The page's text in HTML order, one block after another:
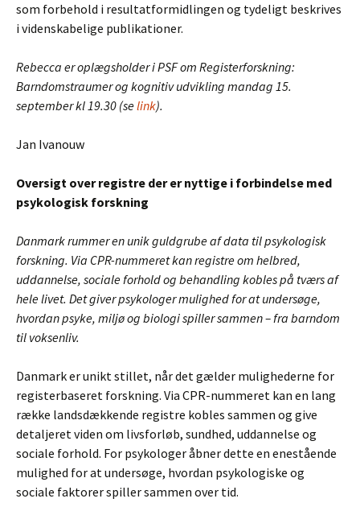
som forbehold i resultatformidlingen og tydeligt beskrives
i videnskabelige publikationer.
Rebecca er oplægsholder i PSF om Registerforskning:
Barndomstraumer og kognitiv udvikling mandag 15.
september kl 19.30 (selink).
Jan Ivanouw
Oversigt over registre der er nyttige i forbindelse med
psykologisk forskning
Danmark rummer en unik guldgrube af data til psykologisk
forskning. Via CPR-nummeret kan registre om helbred,
uddannelse, sociale forhold og behandling kobles på tværs af
hele livet. Det giver psykologer mulighed for at undersøge,
hvordan psyke, miljø og biologi spiller sammen – fra barndom
til voksenliv.
Danmark er unikt stillet, når det gælder mulighederne for
registerbaseret forskning. Via CPR-nummeret kan en lang
række landsdækkende registre kobles sammen og give
detaljeret viden om livsforløb, sundhed, uddannelse og
sociale forhold. For psykologer åbner dette en enestående
mulighed for at undersøge, hvordan psykologiske og
sociale faktorer spiller sammen over tid.